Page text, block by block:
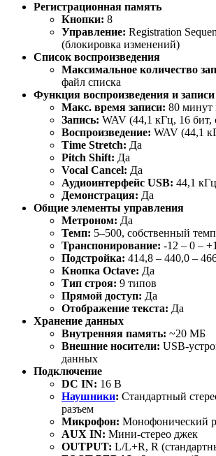
Регистрационная память
Кнопки: 8
Управление: Registration
(блокировка изменений)
Список воспроизведения
Максимальное количество
файл списка
Функция воспроизведения и
Макс. время записи: 80 минут
Запись: WAV (44,1 кГц, 16 бит,
Воспроизведение: WAV (44,1
Time Stretch: Да
Pitch Shift: Да
Vocal Cancel: Да
Аудиоинтерфейс USB: 44,1
Демонстрация: Да
Общие элементы управления
Метроном: Да
Темп: 5–500, собственный
Транспонирование: -12 – 0 –
Подстройка: 414,8 – 440,0 –
Кнопка Octave: Да
Тип строя: 9 типов
Прямой доступ: Да
Отображение текста: Да
Хранение данных
Внутренняя память: ~20 МБ
Внешние носители: USB-
данных
Подключение
DC IN: 16 В
Наушники: Стандартный
разъем
Микрофон: Монофонический
AUX IN: Мини-стерео джек
OUTPUT: L/L+R, R